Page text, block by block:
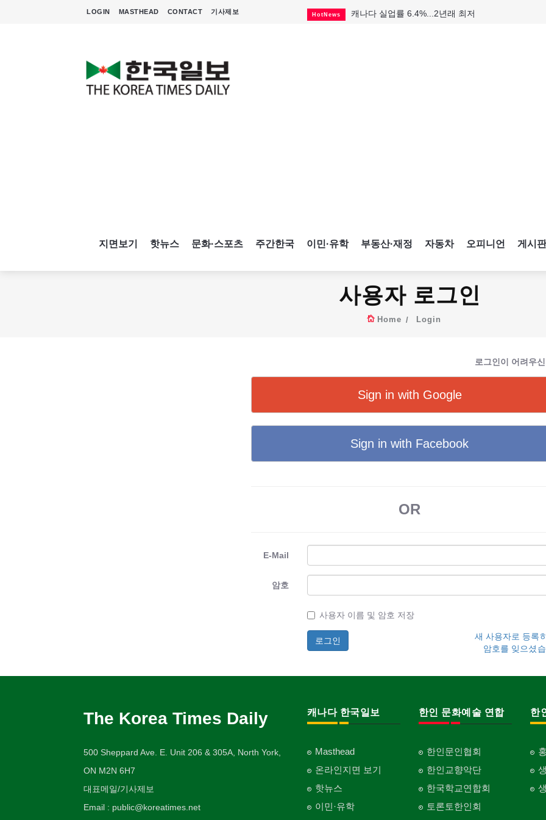
LOGIN MASTHEAD CONTACT 기사제보 HotNews 캐나다 실업률 6.4%...2년래 최저
지면보기 핫뉴스 문화·스포츠 주간한국 이민·유학 부동산·재정 자동차 오피니언 게시판
사용자 로그인
Home Login
로그인이 어려우
Sign in with Google
Sign in with Facebook
OR
E-Mail
암호
사용자 이름 및 암호 저장
새 사용자로 등록
암호를 잊으셨
The Korea Times Daily
500 Sheppard Ave. E. Unit 206 & 305A, North York,
ON M2N 6H7
대표메일/기사제보
Email : public@koreatimes.net
캐나다 한국일보
Masthead
온라인지면 보기
핫뉴스
이민·유학
한인 문화예술 연합
한인문인협회
한인교향악단
한국학교연합회
토론토한인회
한